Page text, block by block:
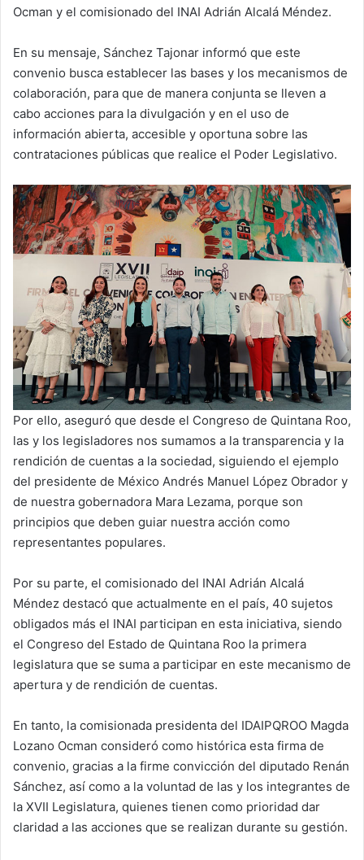
Ocman y el comisionado del INAI Adrián Alcalá Méndez.
En su mensaje, Sánchez Tajonar informó que este
convenio busca establecer las bases y los mecanismos de
colaboración, para que de manera conjunta se lleven a
cabo acciones para la divulgación y en el uso de
información abierta, accesible y oportuna sobre las
contrataciones públicas que realice el Poder Legislativo.
Por ello, aseguró que desde el Congreso de Quintana Roo,
las y los legisladores nos sumamos a la transparencia y la
rendición de cuentas a la sociedad, siguiendo el ejemplo
del presidente de México Andrés Manuel López Obrador y
de nuestra gobernadora Mara Lezama, porque son
principios que deben guiar nuestra acción como
representantes populares.
Por su parte, el comisionado del INAI Adrián Alcalá
Méndez destacó que actualmente en el país, 40 sujetos
obligados más el INAI participan en esta iniciativa, siendo
el Congreso del Estado de Quintana Roo la primera
legislatura que se suma a participar en este mecanismo de
apertura y de rendición de cuentas.
En tanto, la comisionada presidenta del IDAIPQROO Magda
Lozano Ocman consideró como histórica esta firma de
convenio, gracias a la firme convicción del diputado Renán
Sánchez, así como a la voluntad de las y los integrantes de
la XVII Legislatura, quienes tienen como prioridad dar
claridad a las acciones que se realizan durante su gestión.